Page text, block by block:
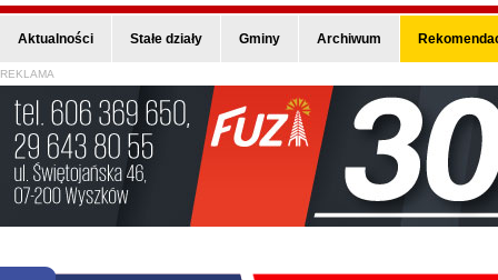
Aktualności Stałe działy Gminy Archiwum
REKLAMA